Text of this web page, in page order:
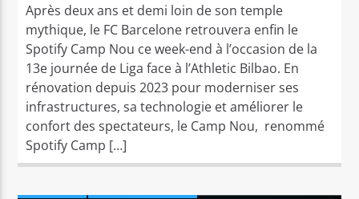
Après deux ans et demi loin de son temple
mythique, le FC Barcelone retrouvera enfin le
Spotify Camp Nou ce week-end à l’occasion de la
13e journée de Liga face à l’Athletic Bilbao. En
rénovation depuis 2023 pour moderniser ses
infrastructures, sa technologie et améliorer le
confort des spectateurs, le Camp Nou, renommé
Spotify Camp […]